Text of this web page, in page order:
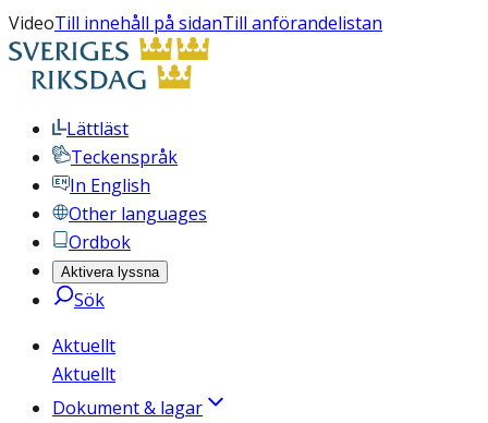
VideoTill innehåll på sidanTill anförandelistan
Lättläst
Teckenspråk
In English
Other languages
Ordbok
Aktivera lyssna
Sök
Aktuellt
Aktuellt
Dokument & lagar